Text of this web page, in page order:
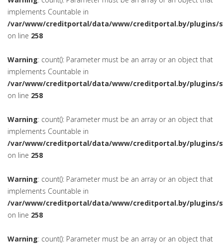
implements Countable in
/var/www/creditportal/data/www/creditportal.by/plugins/
on line 258
Warning: count(): Parameter must be an array or an object that
implements Countable in
/var/www/creditportal/data/www/creditportal.by/plugins/
on line 258
Warning: count(): Parameter must be an array or an object that
implements Countable in
/var/www/creditportal/data/www/creditportal.by/plugins/
on line 258
Warning: count(): Parameter must be an array or an object that
implements Countable in
/var/www/creditportal/data/www/creditportal.by/plugins/
on line 258
Warning: count(): Parameter must be an array or an object that